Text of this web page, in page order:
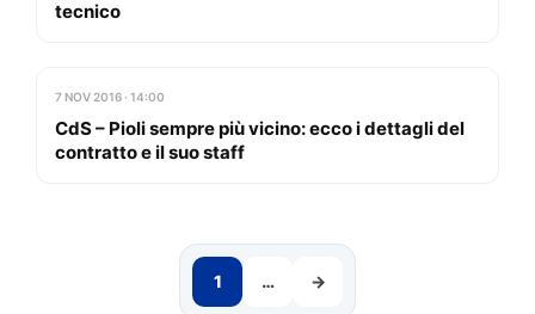
tecnico
7 NOV 2016 · 14:00
CdS – Pioli sempre più vicino: ecco i dettagli del
contratto e il suo staff
1 … →